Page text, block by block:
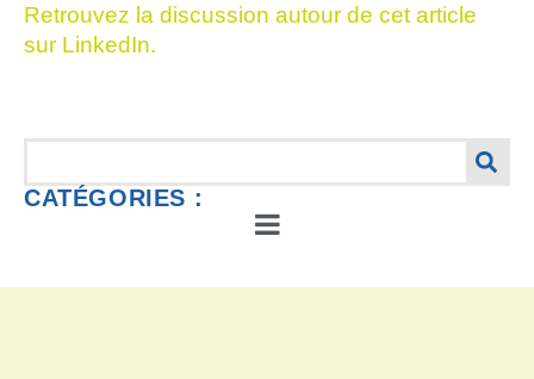
Retrouvez la discussion autour de cet article
sur LinkedIn.
CATÉGORIES :